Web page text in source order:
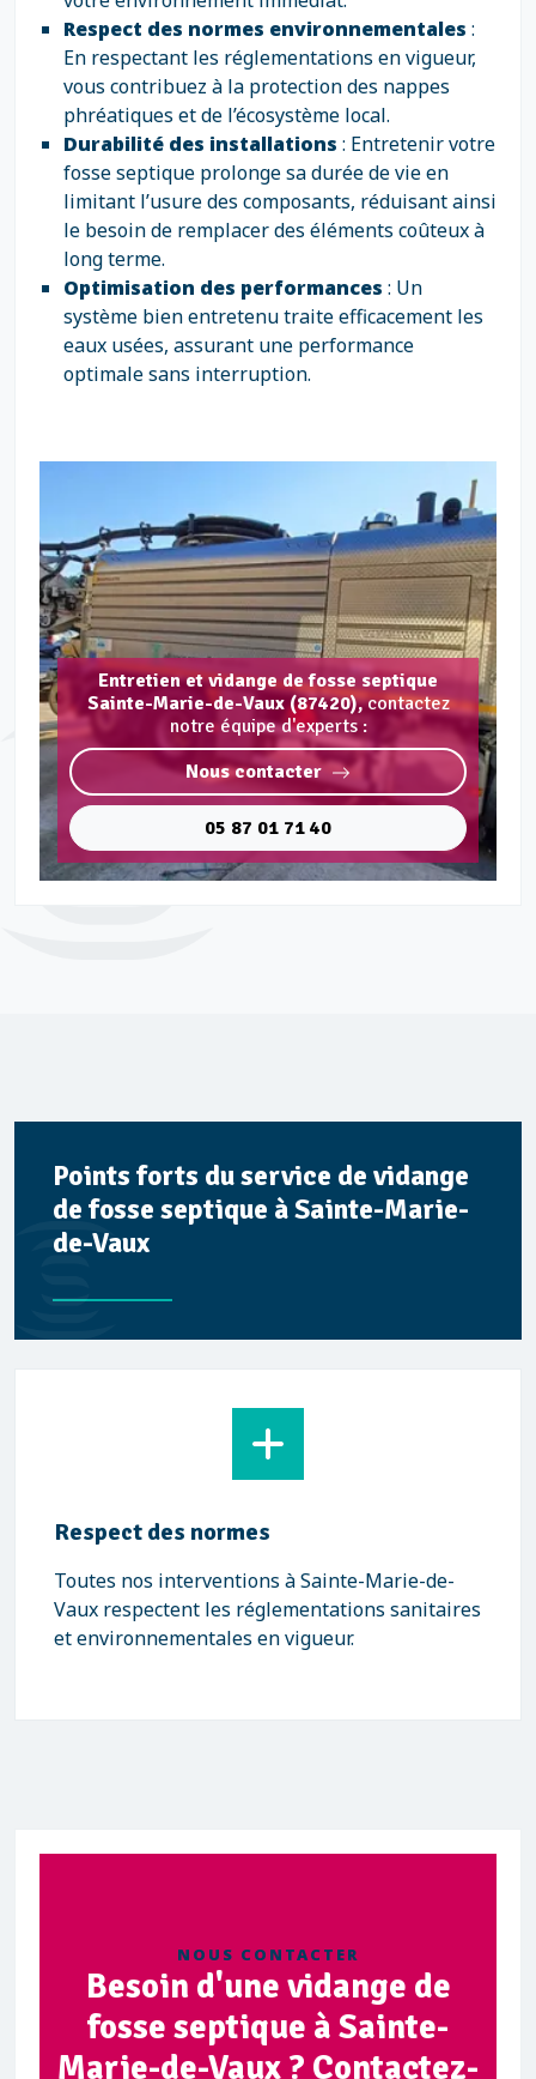
Respect des normes environnementales :
En respectant les réglementations en vigueur,
vous contribuez à la protection des nappes
phréatiques et de l’écosystème local.
Durabilité des installations : Entretenir votre
fosse septique prolonge sa durée de vie en
limitant l’usure des composants, réduisant ainsi
le besoin de remplacer des éléments coûteux à
long terme.
Optimisation des performances : Un
système bien entretenu traite efficacement les
eaux usées, assurant une performance
optimale sans interruption.
Entretien et vidange de fosse septique
Sainte-Marie-de-Vaux (87420),contactez
notre équipe d'experts :
Nous contacter
05 87 01 71 40
Points forts du service de vidange
de fosse septique à Sainte-Marie-
de-Vaux
Respect des normes
Toutes nos interventions à Sainte-Marie-de-
Vaux respectent les réglementations sanitaires
et environnementales en vigueur.
NOUS CONTACTER
Besoin d'une vidange de
fosse septique à Sainte-
Marie-de-Vaux ? Contactez-